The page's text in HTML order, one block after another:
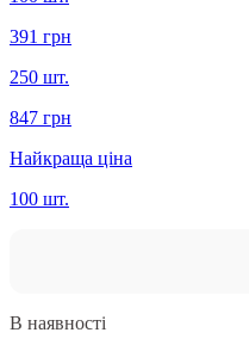
391 грн
250 шт.
847 грн
Найкраща ціна
100 шт.
В наявності